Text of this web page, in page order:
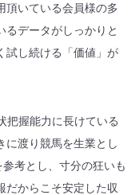
頂いている会員様の多
るデータがしっかりと
試し続ける「価値」が
把握能力に長けている
に渡り競馬を生業とし
考とし、寸分の狂いも
だからこそ安定した収